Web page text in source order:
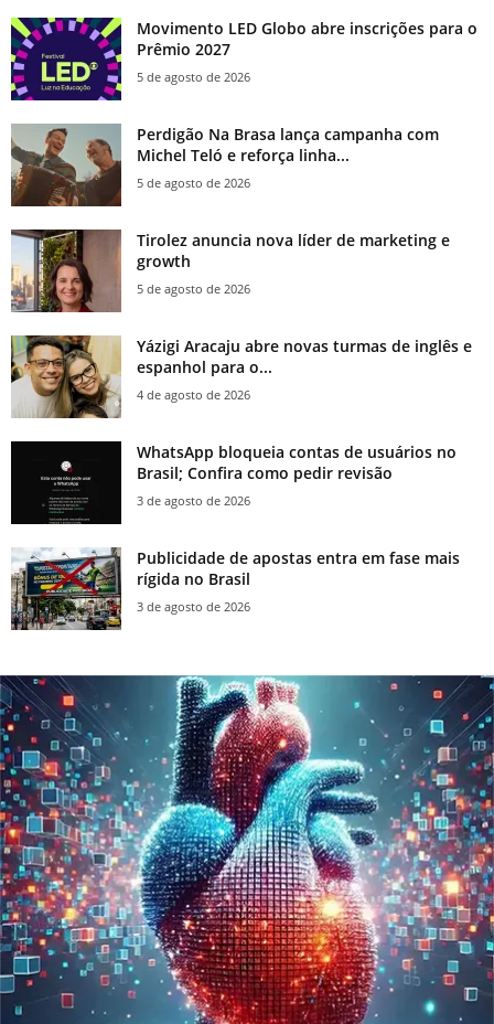
Movimento LED Globo abre inscrições para o
Prêmio 2027
5 de agosto de 2026
Perdigão Na Brasa lança campanha com
Michel Teló e reforça linha...
5 de agosto de 2026
Tirolez anuncia nova líder de marketing e
growth
5 de agosto de 2026
Yázigi Aracaju abre novas turmas de inglês e
espanhol para o...
4 de agosto de 2026
WhatsApp bloqueia contas de usuários no
Brasil; Confira como pedir revisão
3 de agosto de 2026
Publicidade de apostas entra em fase mais
rígida no Brasil
3 de agosto de 2026